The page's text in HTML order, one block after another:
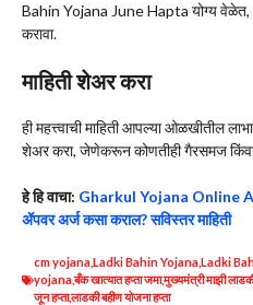
Bahin Yojana June Hapta योग्य वेळेत,
करावा.
माहिती शेअर करा
ही महत्त्वाची माहिती आपल्या ओळखीतील
शेअर करा, जेणेकरून कोणतीही गैरसमज किंवा
हे हि वाचा: Gharkul Yojana Online
ॲपवर अर्ज कसा कराल? सविस्तर माहिती
cm yojanaLadki Bahin YojanaLadki
yojana,बँक खात्यात हप्ता जमा,मुख्यमंत्री माझी
जून हप्ता,लाडकी बहीण योजना हप्ता